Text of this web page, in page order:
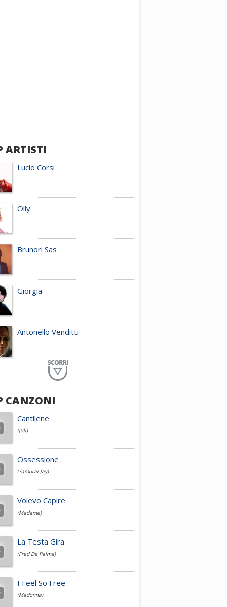
ARTISTI
Lucio Corsi
Olly
Brunori Sas
Giorgia
Antonello Venditti
Planet Funk
Achille Lauro
Cesare Cremonini
Jovanotti
Fedez
Simone Cristicchi
CANZONI
Cantilene
(Juli)
Ossessione
(Samurai Jay)
Volevo Capire
(Madame)
La Testa Gira
(Fred De Palma)
I Feel So Free
(Madonna)